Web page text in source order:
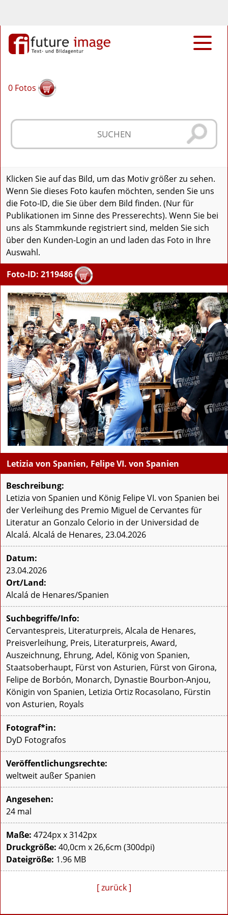
0 Fotos
Klicken Sie auf das Bild, um das Motiv größer zu sehen.
Wenn Sie dieses Foto kaufen möchten, senden Sie uns
die Foto-ID, die Sie über dem Bild finden. (Nur für
Publikationen im Sinne des Presserechts). Wenn Sie bei
uns als Stammkunde registriert sind, melden Sie sich
über den Kunden-Login an und laden das Foto in Ihre
Auswahl.
Foto-ID: 2119486
Letizia von Spanien, Felipe VI. von Spanien
Beschreibung:
Letizia von Spanien und König Felipe VI. von Spanien bei
der Verleihung des Premio Miguel de Cervantes für
Literatur an Gonzalo Celorio in der Universidad de
Alcalá. Alcalá de Henares, 23.04.2026
Datum:
23.04.2026
Ort/Land:
Alcalá de Henares/Spanien
Suchbegriffe/Info:
Cervantespreis, Literaturpreis, Alcala de Henares,
Preisverleihung, Preis, Literaturpreis, Award,
Auszeichnung, Ehrung, Adel, König von Spanien,
Staatsoberhaupt, Fürst von Asturien, Fürst von Girona,
Felipe de Borbón, Monarch, Dynastie Bourbon-Anjou,
Königin von Spanien, Letizia Ortiz Rocasolano, Fürstin
von Asturien, Royals
Fotograf*in:
DyD Fotografos
Veröffentlichungsrechte:
weltweit außer Spanien
Angesehen:
24 mal
Maße: 4724px x 3142px
Druckgröße: 40,0cm x 26,6cm (300dpi)
Dateigröße: 1.96 MB
[ zurück ]